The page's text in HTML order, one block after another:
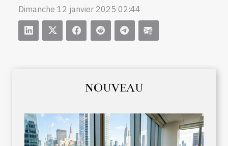
NOUVEAU
Dimanche 12 janvier 2025 02:44